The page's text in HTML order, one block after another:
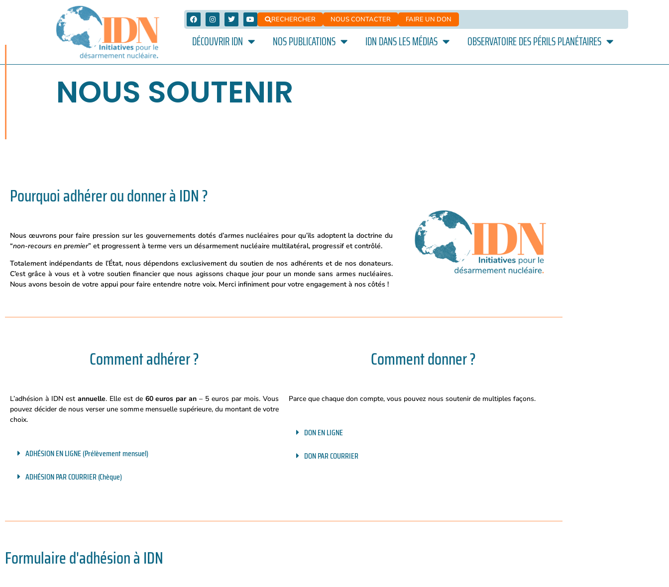
RECHERCHER NOUS CONTACTER FAIRE UN DON
DÉCOUVRIR IDN NOS PUBLICATIONS IDN DANS LES MÉDIAS OBSERVATOIRE DES PÉRILS PLANÉTAIRES
NOUS SOUTENIR
Pourquoi adhérer ou donner à IDN ?
Nous œuvrons pour faire pression sur les gouvernements dotés d’armes nucléaires pour qu’ils adoptent la doctrine du
“non-recours en premier” et progressent à terme vers un désarmement nucléaire multilatéral, progressif et contrôlé.
Totalement indépendants de l’État, nous dépendons exclusivement du soutien de nos adhérents et de nos donateurs.
C’est grâce à vous et à votre soutien financier que nous agissons chaque jour pour un monde sans armes nucléaires.
Nous avons besoin de votre appui pour faire entendre notre voix. Merci infiniment pour votre engagement à nos côtés !
Comment adhérer ?
L’adhésion à IDN est annuelle. Elle est de 60 euros par an – 5 euros par mois. Vous
pouvez décider de nous verser une somme mensuelle supérieure, du montant de votre
choix.
ADHÉSION EN LIGNE (Prélèvement mensuel)
ADHÉSION PAR COURRIER (Chèque)
Comment donner ?
Parce que chaque don compte, vous pouvez nous soutenir de multiples façons.
DON EN LIGNE
DON PAR COURRIER
Formulaire d'adhésion à IDN